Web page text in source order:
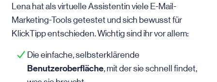
Lena hat als virtuelle Assistentin viele E-Mail-
Marketing-Tools getestet und sich bewusst für
KlickTipp entschieden. Wichtig sind ihr vor allem:
Die einfache, selbsterklärende
Benutzeroberfläche, mit der sie schnell findet,